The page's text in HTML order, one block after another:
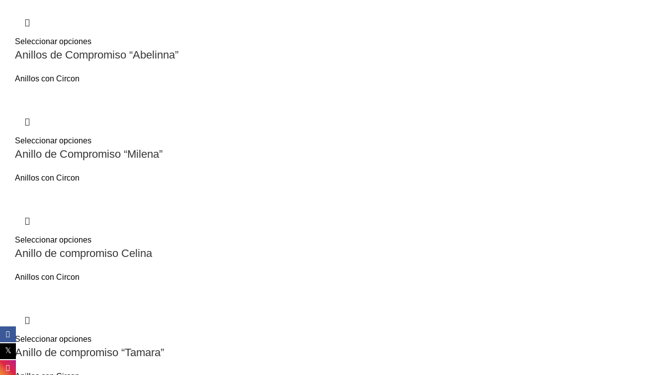
Seleccionar opciones
Anillos de Compromiso “Abelinna”
Anillos con Circon
Seleccionar opciones
Anillo de Compromiso “Milena”
Anillos con Circon
Seleccionar opciones
Anillo de compromiso Celina
Anillos con Circon
Seleccionar opciones
Anillo de compromiso “Tamara”